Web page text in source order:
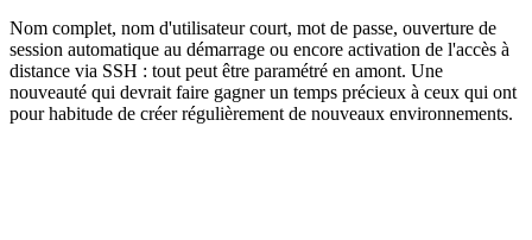
Nom complet, nom d'utilisateur court, mot de passe, ouverture de
session automatique au démarrage ou encore activation de l'accès à
distance via SSH : tout peut être paramétré en amont. Une
nouveauté qui devrait faire gagner un temps précieux à ceux qui ont
pour habitude de créer régulièrement de nouveaux environnements.